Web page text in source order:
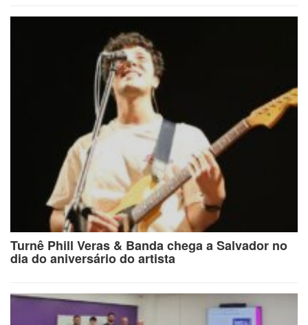
Turnê Phill Veras & Banda chega a Salvador no
dia do aniversário do artista